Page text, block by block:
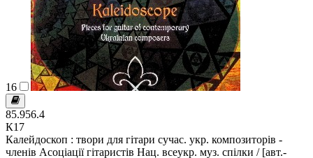
16
85.956.4
К17
Калейдоскоп : твори для гітари сучас. укр. композиторів -
членів Асоціації гітаристів Нац. всеукр. муз. спілки / [авт.-